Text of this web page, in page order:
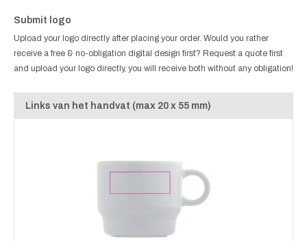
Submit logo
Upload your logo directly after placing your order. Would you rather
receive a free & no-obligation digital design first? Request a quote first
and upload your logo directly, you will receive both without any obligation!
Links van het handvat (max 20 x 55 mm)